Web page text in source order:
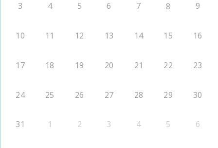
3 4 5 6 7 8 9
10 11 12 13 14 15 16
17 18 19 20 21 22 23
24 25 26 27 28 29 30
31 1 2 3 4 5 6